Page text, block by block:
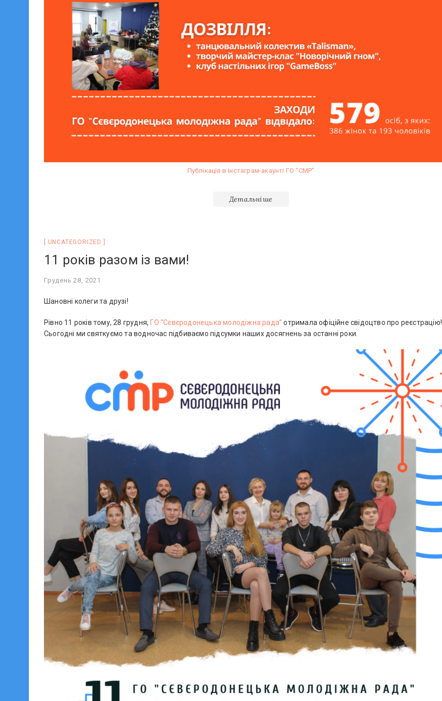
Публікація в інстаграм-акаунті ГО “СМР”
Детальніше
UNCATEGORIZED
11 років разом із вами!
Грудень 28, 2021
Шановні колеги та друзі!
Рівно 11 років тому, 28 грудня, ГО “Сєвєродонецька молодіжна рада” отримала офіційне свідоцтво про реєстрацію!
Сьогодні ми святкуємо та водночас підбиваємо підсумки наших досягнень за останні роки.